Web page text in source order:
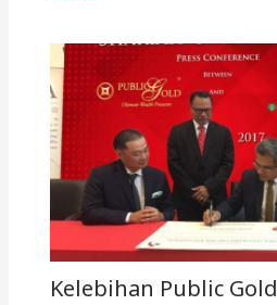
Kelebihan Public Gold